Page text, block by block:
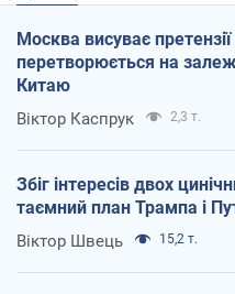
Москва висуває
перетворюється на
Китаю
Віктор Каспрук 2,3 т.
Збіг інтересів двох
таємний план Трампа і
Віктор Швець 15,2 т.